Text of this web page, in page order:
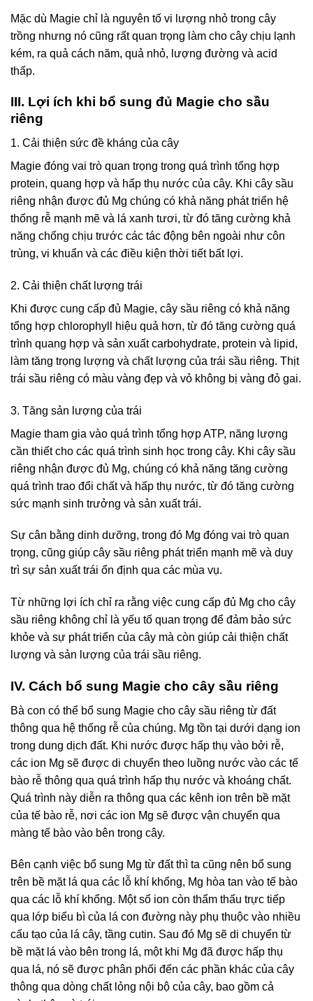
Mặc dù Magie chỉ là nguyên tố vi lượng nhỏ trong cây
trồng nhưng nó cũng rất quan trọng làm cho cây chịu lạnh
kém, ra quả cách năm, quả nhỏ, lượng đường và acid
thấp.
III. Lợi ích khi bổ sung đủ Magie cho sầu
riêng
1. Cải thiện sức đề kháng của cây
Magie đóng vai trò quan trọng trong quá trình tổng hợp
protein, quang hợp và hấp thụ nước của cây. Khi cây sầu
riêng nhận được đủ Mg chúng có khả năng phát triển hệ
thống rễ mạnh mẽ và lá xanh tươi, từ đó tăng cường khả
năng chống chịu trước các tác động bên ngoài như côn
trùng, vi khuẩn và các điều kiện thời tiết bất lợi.
2. Cải thiện chất lượng trái
Khi được cung cấp đủ Magie, cây sầu riêng có khả năng
tổng hợp chlorophyll hiệu quả hơn, từ đó tăng cường quá
trình quang hợp và sản xuất carbohydrate, protein và lipid,
làm tăng trọng lượng và chất lượng của trái sầu riêng. Thịt
trái sầu riêng có màu vàng đẹp và vỏ không bị vàng đỏ gai.
3. Tăng sản lượng của trái
Magie tham gia vào quá trình tổng hợp ATP, năng lượng
cần thiết cho các quá trình sinh học trong cây. Khi cây sầu
riêng nhận được đủ Mg, chúng có khả năng tăng cường
quá trình trao đổi chất và hấp thụ nước, từ đó tăng cường
sức mạnh sinh trưởng và sản xuất trái.
Sự cân bằng dinh dưỡng, trong đó Mg đóng vai trò quan
trọng, cũng giúp cây sầu riêng phát triển mạnh mẽ và duy
trì sự sản xuất trái ổn định qua các mùa vụ.
Từ những lợi ích chỉ ra rằng việc cung cấp đủ Mg cho cây
sầu riêng không chỉ là yếu tố quan trọng để đảm bảo sức
khỏe và sự phát triển của cây mà còn giúp cải thiện chất
lượng và sản lượng của trái sầu riêng.
IV. Cách bổ sung Magie cho cây sầu riêng
Bà con có thể bổ sung Magie cho cây sầu riêng từ đất
thông qua hệ thống rễ của chúng. Mg tồn tại dưới dạng ion
trong dung dịch đất. Khi nước được hấp thụ vào bởi rễ,
các ion Mg sẽ được di chuyển theo luồng nước vào các tế
bào rễ thông qua quá trình hấp thụ nước và khoáng chất.
Quá trình này diễn ra thông qua các kênh ion trên bề mặt
của tế bào rễ, nơi các ion Mg sẽ được vận chuyển qua
màng tế bào vào bên trong cây.
Bên cạnh việc bổ sung Mg từ đất thì ta cũng nên bổ sung
trên bề mặt lá qua các lỗ khí khổng, Mg hòa tan vào tế bào
qua các lỗ khí khổng. Một số ion còn thẩm thấu trực tiếp
qua lớp biểu bì của lá con đường này phụ thuộc vào nhiều
cấu tạo của lá cây, tầng cutin. Sau đó Mg sẽ di chuyển từ
bề mặt lá vào bên trong lá, một khi Mg đã được hấp thụ
qua lá, nó sẽ được phân phối đến các phần khác của cây
thông qua dòng chất lỏng nội bộ của cây, bao gồm cả